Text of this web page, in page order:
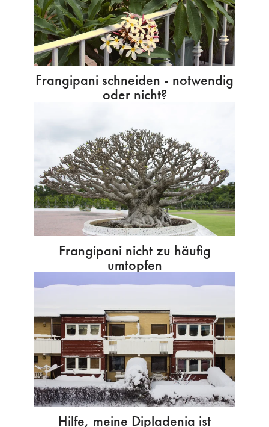
Frangipani schneiden - notwendig
oder nicht?
Frangipani nicht zu häufig
umtopfen
Hilfe, meine Dipladenia ist